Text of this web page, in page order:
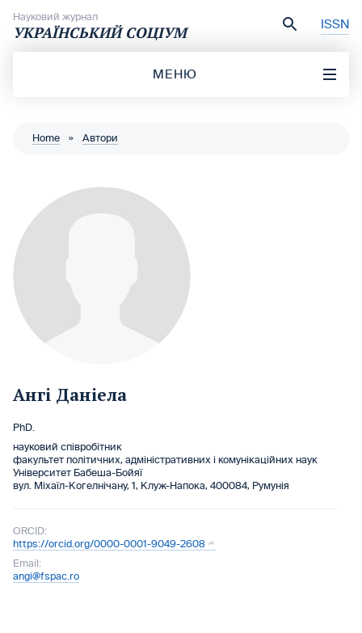
Науковий журнал
УКРАЇНСЬКИЙ СОЦІУМ ISSN
МЕНЮ
Home » Автори
Ангі Даніела
PhD.
науковий співробітник
факультет політичних, адміністративних і комунікаційних наук
Університет Бабеша-Бойяї
вул. Міхаїл-Когелнічану, 1, Клуж-Напока, 400084, Румунія
ORCID:
https://orcid.org/0000-0001-9049-2608
Email:
angi@fspac.ro